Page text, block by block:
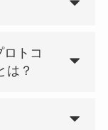
トコ
は？